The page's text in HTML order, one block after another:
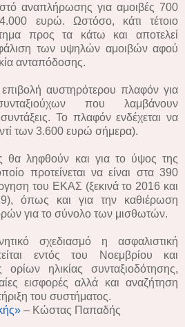
αναπλήρωσης για αμοιβές 700
ευρώ. Ωστόσο, κάτι τέτοιο
προς τα κάτω και αποτελεί
των υψηλών αμοιβών αφού
ανταπόδοσης.
αυστηρότερου πλαφόν για
που λαμβάνουν
Το πλαφόν ενδέχεται να
των 3.600 ευρώ σήμερα).
θα ληφθούν και για το ύψος της
προτείνεται να είναι στα 390
του ΕΚΑΣ (ξεκινά το 2016 και
όπως και για την καθιέρωση
για το σύνολο των μισθωτών.
σχεδιασμό η ασφαλιστική
εντός του Νοεμβρίου και
ορίων ηλικίας συνταξιοδότησης,
εισφορές αλλά και αναζήτηση
του συστήματος.
– Κώστας Παπαδής